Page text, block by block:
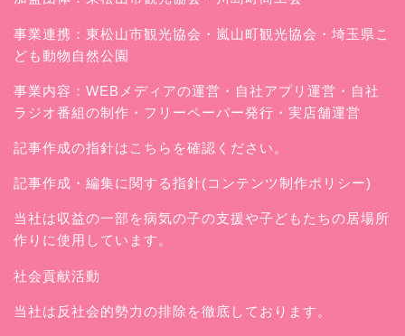
事業連携：東松山市観光協会・嵐山町観光協会・埼玉県こ
ども動物自然公園
事業内容：WEBメディアの運営・自社アプリ運営・自社
ラジオ番組の制作・フリーペーパー発行・実店舗運営
記事作成の指針はこちらを確認ください。
記事作成・編集に関する指針(コンテンツ制作ポリシー)
当社は収益の一部を病気の子の支援や子どもたちの居場所
作りに使用しています。
社会貢献活動
当社は反社会的勢力の排除を徹底しております。